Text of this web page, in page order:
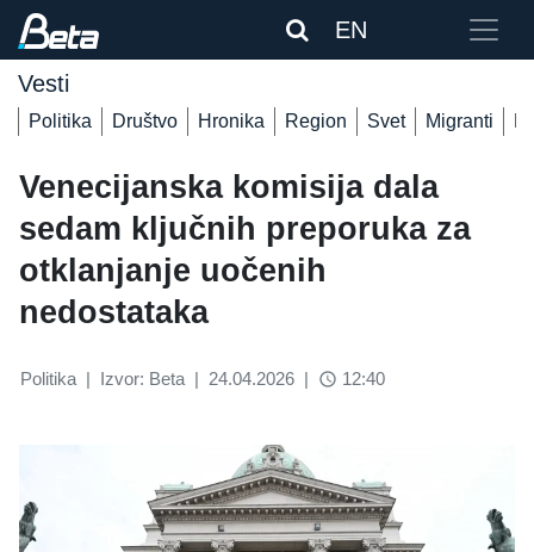
EN
Vesti
Politika Društvo Hronika Region Svet Migranti
Venecijanska komisija dala
sedam ključnih preporuka za
otklanjanje uočenih
nedostataka
Politika | Izvor: Beta | 24.04.2026 | access_time 12:40